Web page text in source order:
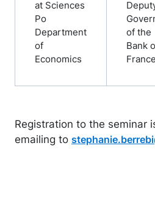
at Sciences
Po
Department
of
Economics
of the
Bank
France
Registration to the seminar
emailing to